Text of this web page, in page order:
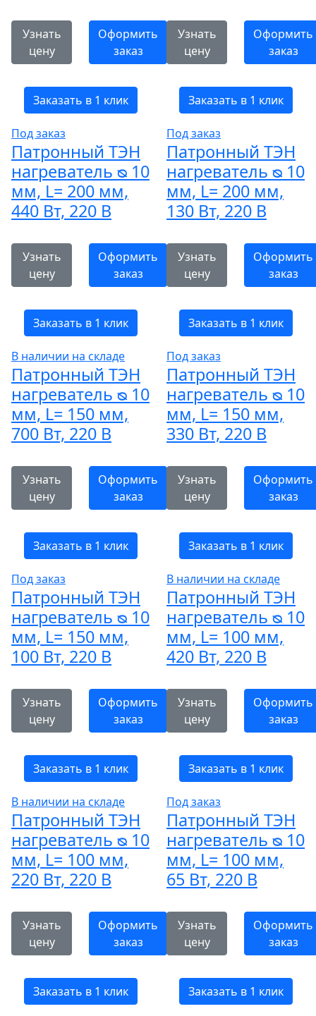
Узнать
цену
Оформить
заказ
Заказать в 1 клик
Узнать
цену
Оформить
заказ
Заказать в 1 клик
Под заказ
Патронный ТЭН
нагреватель ᴓ 10
мм, L= 200 мм,
440 Вт, 220 В
Узнать
цену
Оформить
заказ
Заказать в 1 клик
Под заказ
Патронный ТЭН
нагреватель ᴓ 10
мм, L= 200 мм,
130 Вт, 220 В
Узнать
цену
Оформить
заказ
Заказать в 1 клик
В наличии на складе
Патронный ТЭН
нагреватель ᴓ 10
мм, L= 150 мм,
700 Вт, 220 В
Узнать
цену
Оформить
заказ
Заказать в 1 клик
Под заказ
Патронный ТЭН
нагреватель ᴓ 10
мм, L= 150 мм,
330 Вт, 220 В
Узнать
цену
Оформить
заказ
Заказать в 1 клик
Под заказ
Патронный ТЭН
нагреватель ᴓ 10
мм, L= 150 мм,
100 Вт, 220 В
Узнать
цену
Оформить
заказ
Заказать в 1 клик
В наличии на складе
Патронный ТЭН
нагреватель ᴓ 10
мм, L= 100 мм,
420 Вт, 220 В
Узнать
цену
Оформить
заказ
Заказать в 1 клик
В наличии на складе
Патронный ТЭН
нагреватель ᴓ 10
мм, L= 100 мм,
220 Вт, 220 В
Узнать
цену
Оформить
заказ
Заказать в 1 клик
Под заказ
Патронный ТЭН
нагреватель ᴓ 10
мм, L= 100 мм,
65 Вт, 220 В
Узнать
цену
Оформить
заказ
Заказать в 1 клик